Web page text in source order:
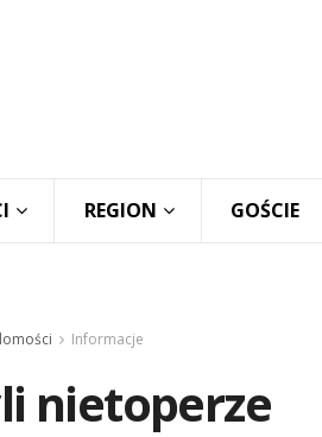
REGION GOŚCIE
Informacje
nietoperze